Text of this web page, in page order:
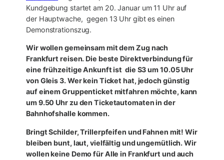
Kundgebung startet am 20. Januar um 11 Uhr auf
der Hauptwache, gegen 13 Uhr gibt es einen
Demonstrationszug.
Wir wollen gemeinsam mit dem Zug nach
Frankfurt reisen. Die beste Direktverbindung für
eine frühzeitige Ankunft ist die S3 um 10.05 Uhr
von Gleis 3. Wer kein Ticket hat, jedoch günstig
auf einem Gruppenticket mitfahren möchte, kann
um 9.50 Uhr zu den Ticketautomaten in der
Bahnhofshalle kommen.
Bringt Schilder, Trillerpfeifen und Fahnen mit! Wir
bleiben bunt, laut, vielfältig und ungemütlich. Wir
wollen keine Demo für Alle in Frankfurt und auch